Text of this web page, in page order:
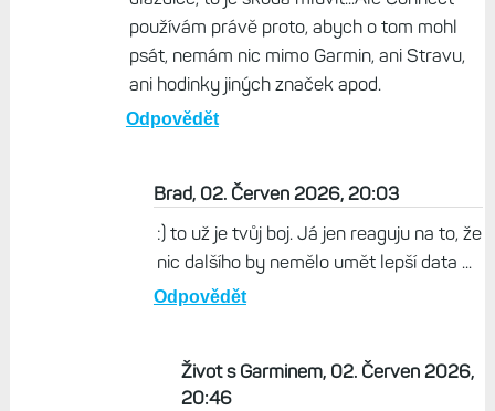
používám právě proto, abych o tom mohl
psát, nemám nic mimo Garmin, ani Stravu,
ani hodinky jiných značek apod.
Odpovědět
Brad, 02. Červen 2026, 20:03
:) to už je tvůj boj. Já jen reaguju na to, že
nic dalšího by nemělo umět lepší data ...
Odpovědět
Život s Garminem, 02. Červen 2026,
20:46